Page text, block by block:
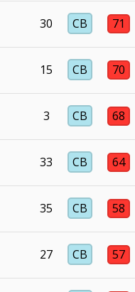
30 CB 71
15 CB 70
3 CB 68
33 CB 64
35 CB 58
27 CB 57